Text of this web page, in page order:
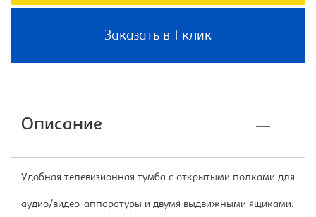
Заказать в 1 клик
Описание
Удобная телевизионная тумба с открытыми полками для
аудио/видео-аппаратуры и двумя выдвижными ящиками.